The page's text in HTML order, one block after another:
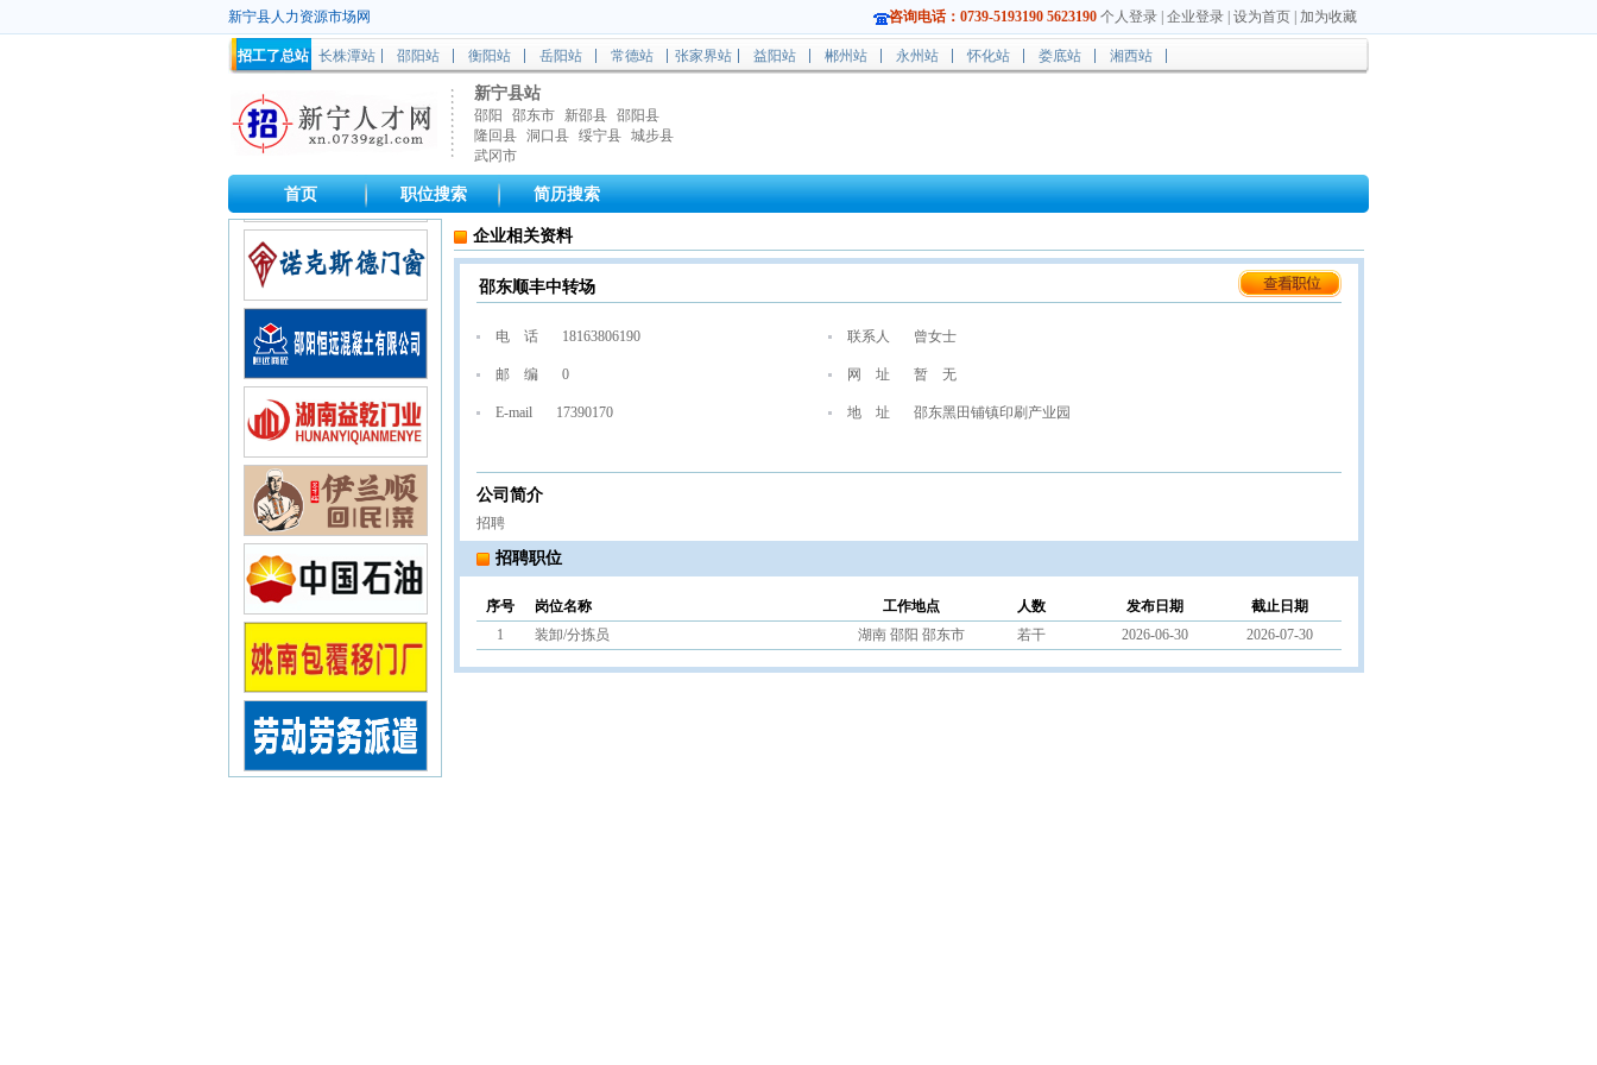
新宁县人力资源市场网 咨询电话：0739-5193190 5623190 个人登录 企业登录 设为首页 加为收藏
招工了总站 长株潭站 邵阳站 衡阳站 岳阳站 常德站 张家界站 益阳站 郴州站 永州站 怀化站 娄底站 湘西站
新宁县站
邵阳 邵东市 新邵县 邵阳县
隆回县 洞口县 绥宁县 城步县
武冈市
首页 职位搜索 简历搜索
企业相关资料
邵东顺丰中转场
电 话 18163806190 联系人 曾女士
邮 编 0 网 址 暂 无
E-mail 17390170 地 址 邵东黑田铺镇印刷产业园
公司简介
招聘
招聘职位
序号 岗位名称 工作地点 人数 发布日期
截止日期
1
装卸/分拣员 湖南 邵阳 邵东市 若干 2026-06-30 2026-07-30